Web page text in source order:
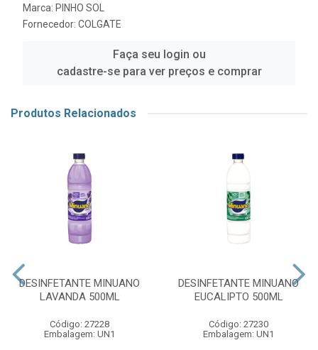
Marca: PINHO SOL
Fornecedor: COLGATE
Faça seu login ou
cadastre-se para ver preços e comprar
Produtos Relacionados
DESINFETANTE MINUANO
LAVANDA 500ML
Código: 27228
Embalagem: UN1
DESINFETANTE MINUANO
EUCALIPTO 500ML
Código: 27230
Embalagem: UN1